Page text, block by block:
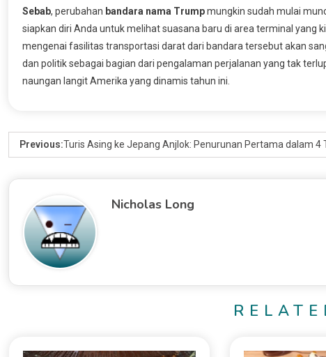
Sebab, perubahan bandara nama Trumpmungkin sudah mulai
siapkan diri Anda untuk melihat suasana baru di area terminal yang
mengenai fasilitas transportasi darat dari bandara tersebut akan
dan politik sebagai bagian dari pengalaman perjalanan yang tak
naungan langit Amerika yang dinamis tahun ini.
Previous:Turis Asing ke Jepang Anjlok: Penurunan Pertama dalam 4
Nicholas Long